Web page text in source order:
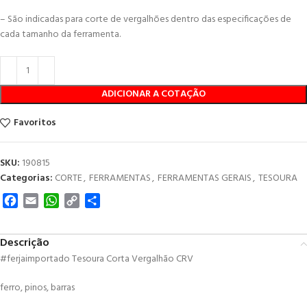
– São indicadas para corte de vergalhões dentro das especificações de
cada tamanho da ferramenta.
ADICIONAR A COTAÇÃO
Favoritos
SKU: 190815
Categorias: CORTE, FERRAMENTAS, FERRAMENTAS GERAIS, TESOURA
Facebook
Email WhatsApp
Copy
Descrição
#ferjaimportado Tesoura Corta Vergalhão CRV
ferro, pinos, barras